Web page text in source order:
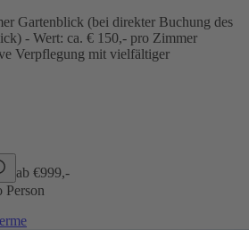
Gartenblick (bei direkter Buchung des
- Wert: ca. € 150,- pro Zimmer
Verpflegung mit vielfältiger
ab €999,-
Person